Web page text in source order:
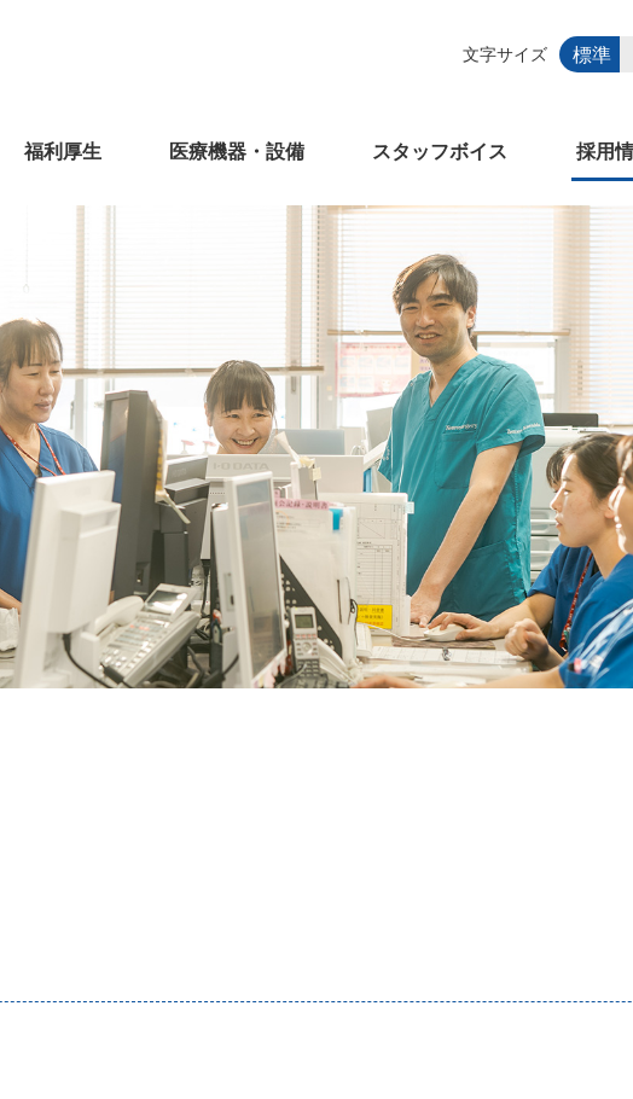
福利厚生 医療機器・設備 スタッフボイス 採用
文字サイズ 標準